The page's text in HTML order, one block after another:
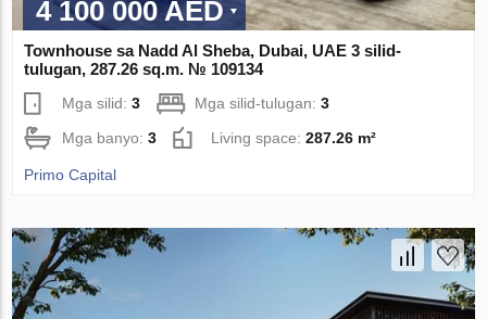
4 100 000 AED
Townhouse sa Nadd Al Sheba, Dubai, UAE 3 silid-
tulugan, 287.26 sq.m. № 109134
Mga silid:3 Mga silid-tulugan:3
Mga banyo:3 Living space:287.26 m²
Primo Capital